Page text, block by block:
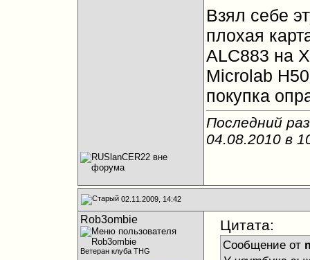
Взял себе
плохая
ALC883 на
Microlab
покупка
Последний
04.08.2010 в
02.11.2009, 14:42
Rob3ombie
Ветеран клуба THG
Цитата:
Сообщение от